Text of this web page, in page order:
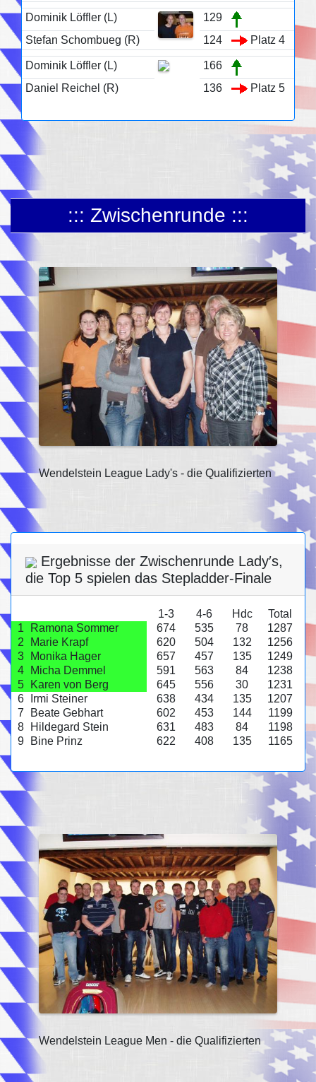
Dominik Löffler (L)
129
Stefan Schombueg (R)
124 Platz 4
Dominik Löffler (L)
166
Daniel Reichel (R)
136 Platz 5
::: Zwischenrunde :::
Wendelstein League Lady's - die Qualifizierten
Ergebnisse der Zwischenrunde Lady′s,
die Top 5 spielen das Stepladder-Finale
1-3 4-6 Hdc
Total
1
Ramona Sommer 674 535 78
1287
2
Marie Krapf 620 504 132
1256
3
Monika Hager 657 457 135
1249
4
Micha Demmel 591 563 84
1238
5
Karen von Berg 645 556 30
1231
6
Irmi Steiner 638 434 135
1207
7
Beate Gebhart 602 453 144
1199
8
Hildegard Stein 631 483 84
1198
9
Bine Prinz 622 408 135 1165
Wendelstein League Men - die Qualifizierten